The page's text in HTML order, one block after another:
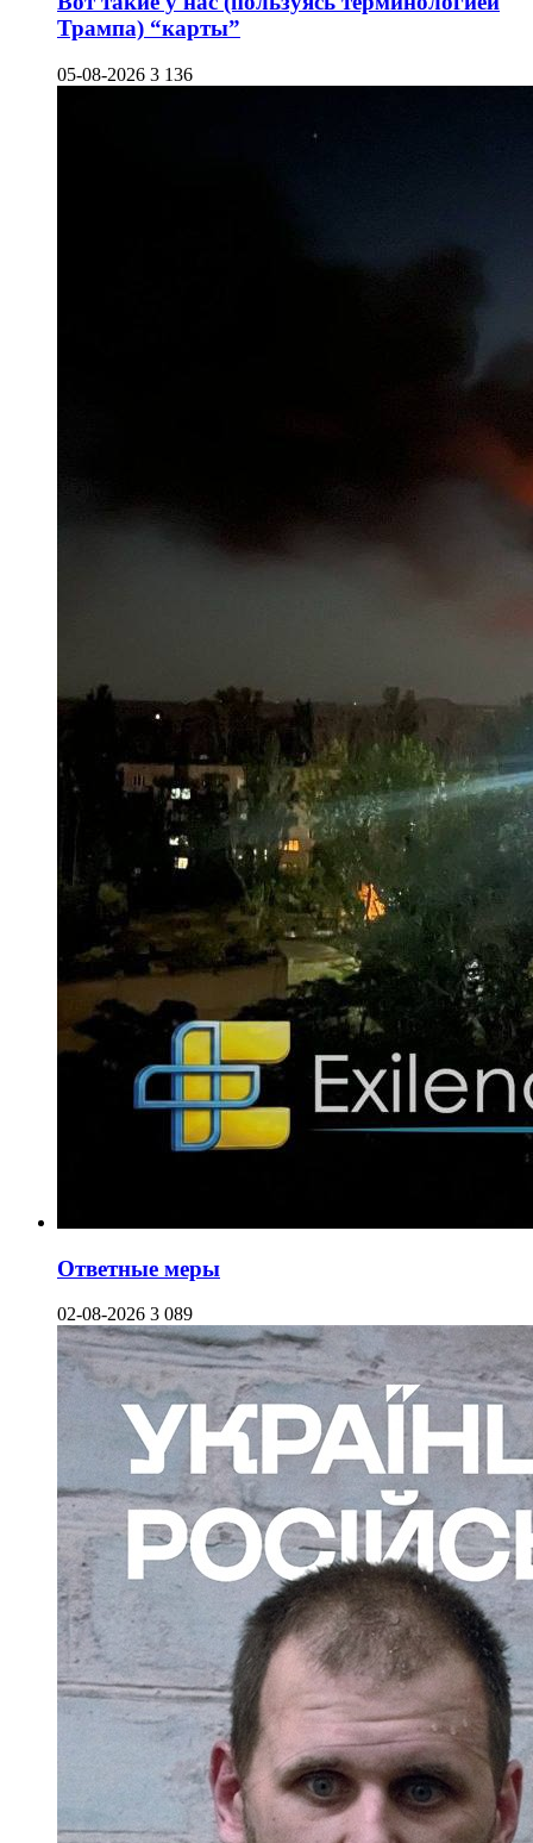
Трампа) “карты”
05-08-2026 3 136
Ответные меры
02-08-2026 3 089